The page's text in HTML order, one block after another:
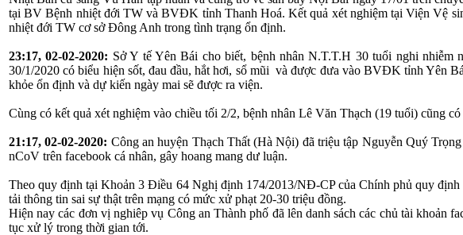
tại BV Bệnh nhiệt đới TW và BVĐK tỉnh Thanh Hoá. Kết quả xét nghiệm tại Viện Vệ
nhiệt đới TW cơ sở Đông Anh trong tình trạng ổn định.
23:17, 02-02-2020: Sở Y tế Yên Bái cho biết, bệnh nhân N.T.T.H 30 tuổi nghi
30/1/2020 có biểu hiện sốt, đau đầu, hắt hơi, sổ mũi và được đưa vào BVĐK tỉnh Yên
khỏe ổn định và dự kiến ngày mai sẽ được ra viện.
Cùng có kết quả xét nghiệm vào chiều tối 2/2, bệnh nhân Lê Văn Thạch (19 tuổi) cũng
21:17, 02-02-2020: Công an huyện Thạch Thất (Hà Nội) đã triệu tập Nguyễn Quý
nCoV trên facebook cá nhân, gây hoang mang dư luận.
Theo quy định tại Khoản 3 Điều 64 Nghị định 174/2013/NĐ-CP của Chính phủ quy
tải thông tin sai sự thật trên mạng có mức xử phạt 20-30 triệu đồng.
Hiện nay các đơn vị nghiêp vụ Công an Thành phố đã lên danh sách các chủ tài khoản
tục xử lý trong thời gian tới.